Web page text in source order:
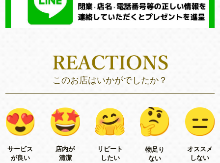
このお店はいかがでしたか？
サービス
が良い
店内が
清潔
リピート
したい
物足り
ない
オススメ
しない